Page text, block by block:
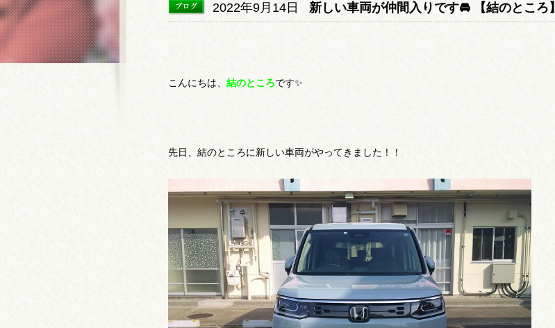
2022年9月14日 新しい車両が仲間入りです🚘 【結のところ】
こんにちは、 結のところです✨
先日、結のところに新しい車両がやってきました！！